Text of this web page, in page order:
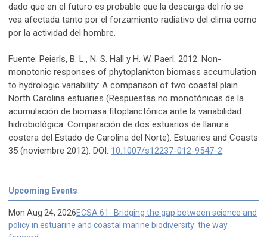
dado que en el futuro es probable que la descarga del río se
vea afectada tanto por el forzamiento radiativo del clima como
por la actividad del hombre.
Fuente: Peierls, B. L., N. S. Hall y H. W. Paerl. 2012. Non-
monotonic responses of phytoplankton biomass accumulation
to hydrologic variability: A comparison of two coastal plain
North Carolina estuaries (Respuestas no monotónicas de la
acumulación de biomasa fitoplanctónica ante la variabilidad
hidrobiológica: Comparación de dos estuarios de llanura
costera del Estado de Carolina del Norte). Estuaries and Coasts
35 (noviembre 2012). DOI: 10.1007/s12237-012-9547-2.
Upcoming Events
Mon Aug 24, 2026ECSA 61- Bridging the gap between science and
policy in estuarine and coastal marine biodiversity: the way